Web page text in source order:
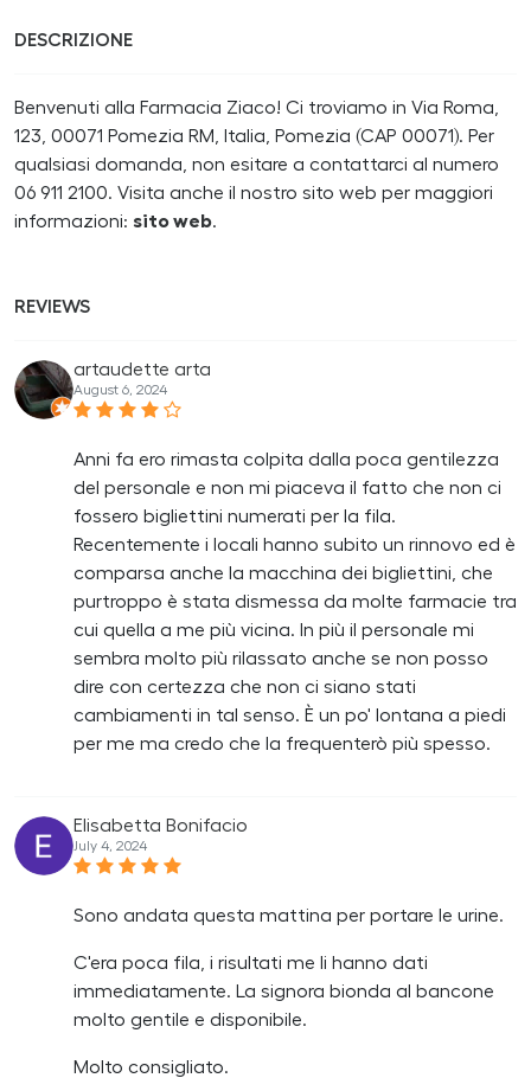
DESCRIZIONE
Benvenuti alla Farmacia Ziaco! Ci troviamo in Via Roma,
123, 00071 Pomezia RM, Italia, Pomezia (CAP 00071). Per
qualsiasi domanda, non esitare a contattarci al numero
06 911 2100. Visita anche il nostro sito web per maggiori
informazioni: sito web.
REVIEWS
artaudette arta
August 6, 2024
Anni fa ero rimasta colpita dalla poca gentilezza
del personale e non mi piaceva il fatto che non ci
fossero bigliettini numerati per la fila.
Recentemente i locali hanno subito un rinnovo ed è
comparsa anche la macchina dei bigliettini, che
purtroppo è stata dismessa da molte farmacie tra
cui quella a me più vicina. In più il personale mi
sembra molto più rilassato anche se non posso
dire con certezza che non ci siano stati
cambiamenti in tal senso. È un po' lontana a piedi
per me ma credo che la frequenterò più spesso.
Elisabetta Bonifacio
July 4, 2024
Sono andata questa mattina per portare le urine.
C'era poca fila, i risultati me li hanno dati
immediatamente. La signora bionda al bancone
molto gentile e disponibile.
Molto consigliato.